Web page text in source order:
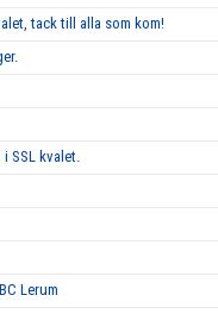
tack till alla som kom!
SSL kvalet.
Lerum